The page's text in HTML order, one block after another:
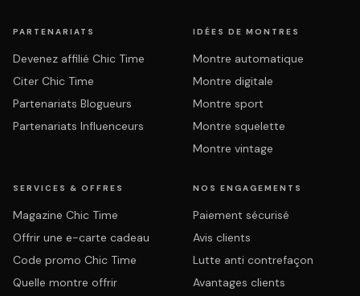
PARTENARIATS
Devenez affilié Chic Time
Citer Chic Time
Partenariats Blogueurs
Partenariats Influenceurs
IDÉES DE MONTRES
Montre automatique
Montre digitale
Montre sport
Montre squelette
Montre vintage
SERVICES & OFFRES
Magazine Chic Time
Offrir une e-carte cadeau
Code promo Chic Time
Quelle montre offrir
NOS ENGAGEMENTS
Paiement sécurisé
Avis clients
Lutte anti contrefaçon
Avantages clients